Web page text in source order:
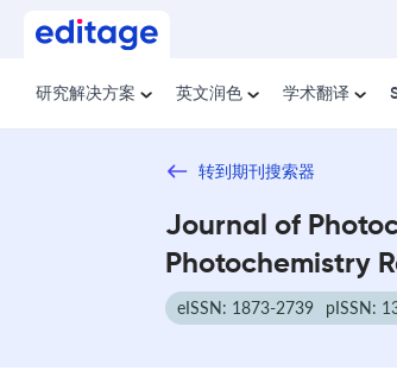
研究解决方案 英文润色 学术翻译
转到期刊搜索器
Journal of
Photochemistry
eISSN: 1873-2739 pISSN: